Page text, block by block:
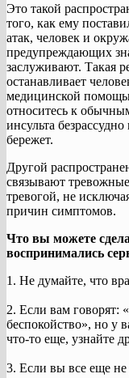
Это такой
того, как ему
атак, человек и
предупреждающих
заслуживают. Такая
останавливает
медицинской
относитесь к
инсульта
бережет.
Другой
связывают
тревогой, не
причин симптомов.
Что вы можете
воспринимались
1. Не думайте, что
2. Если вам говорят:
беспокойство», но у
что-то еще, узнайте
3. Если вы все еще не